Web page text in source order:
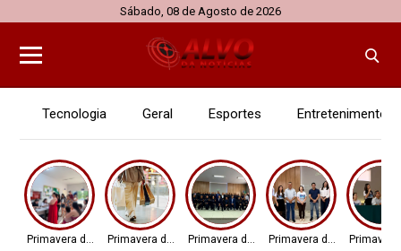
Sábado, 08 de Agosto de 2026
Tecnologia Geral Esportes Entretenimento
Primavera do LestePrimavera do LestePrimavera do LestePrimavera do Leste